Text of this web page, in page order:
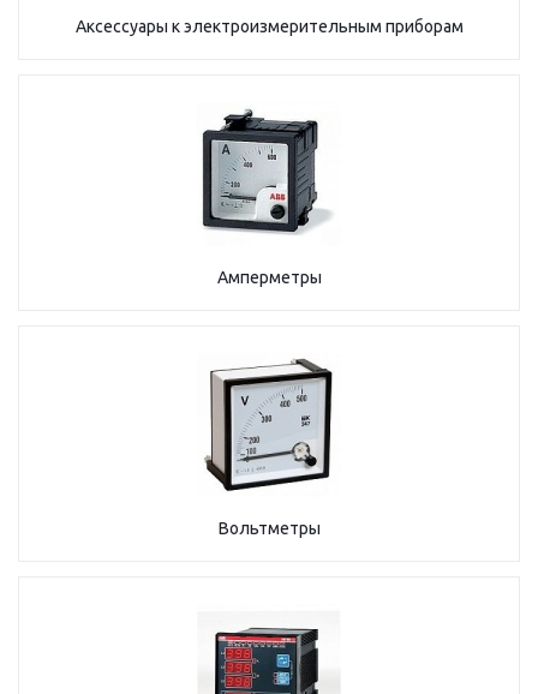
Аксессуары к электроизмерительным приборам
Амперметры
Вольтметры